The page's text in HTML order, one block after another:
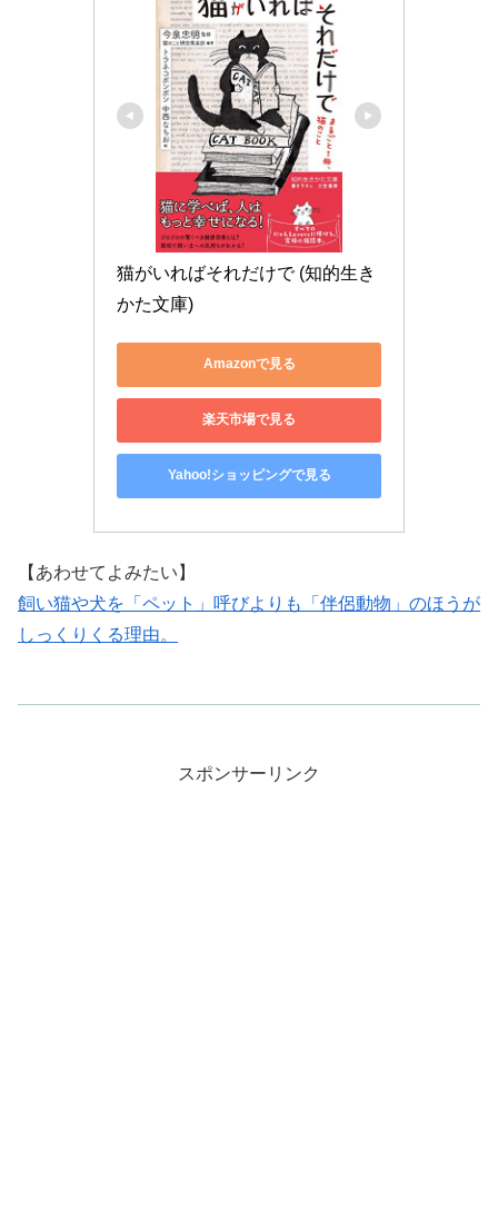
猫がいればそれだけで (知的生き
かた文庫)
Amazonで見る
楽天市場で見る
Yahoo!ショッピングで見る
【あわせてよみたい】
飼い猫や犬を「ペット」呼びよりも「伴侶動物」のほうが
しっくりくる理由。
スポンサーリンク